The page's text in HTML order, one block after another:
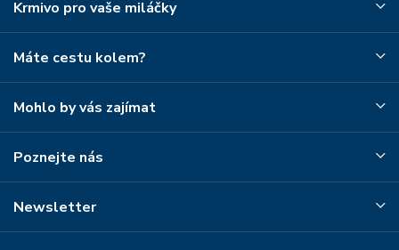
Krmivo pro vaše miláčky
Máte cestu kolem?
Mohlo by vás zajímat
Poznejte nás
Newsletter